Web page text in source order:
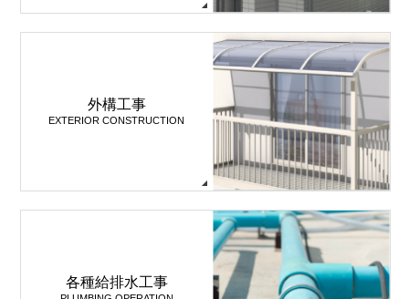
外構工事
EXTERIOR CONSTRUCTION
各種給排水工事